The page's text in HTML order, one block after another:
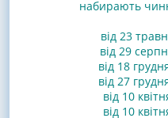
набирають
від 23
від 29
від 18
від 27
від 10
від 10